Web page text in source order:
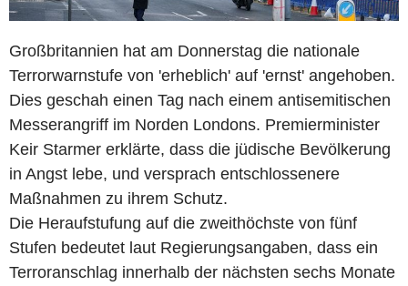
Großbritannien hat am Donnerstag die nationale
Terrorwarnstufe von 'erheblich' auf 'ernst' angehoben.
Dies geschah einen Tag nach einem antisemitischen
Messerangriff im Norden Londons. Premierminister
Keir Starmer erklärte, dass die jüdische Bevölkerung
in Angst lebe, und versprach entschlossenere
Maßnahmen zu ihrem Schutz.
Die Heraufstufung auf die zweithöchste von fünf
Stufen bedeutet laut Regierungsangaben, dass ein
Terroranschlag innerhalb der nächsten sechs Monate